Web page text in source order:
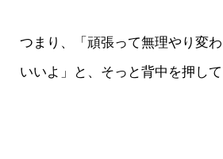
つまり、「頑張って無理やり変
いいよ」と、そっと背中を押して